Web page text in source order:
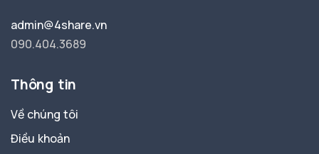
admin@4share.vn
090.404.3689
Thông tin
Về chúng tôi
Điều khoản